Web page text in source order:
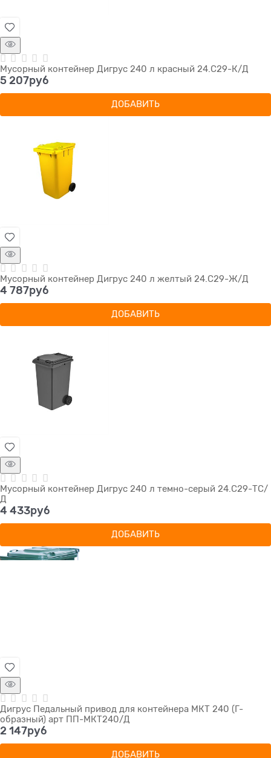
Мусорный контейнер Дигрус 240 л красный 24.С29-К/Д
5 207руб
ДОБАВИТЬ
Мусорный контейнер Дигрус 240 л желтый 24.С29-Ж/Д
4 787руб
ДОБАВИТЬ
Мусорный контейнер Дигрус 240 л темно-серый 24.С29-ТС/
Д
4 433руб
ДОБАВИТЬ
Дигрус Педальный привод для контейнера МКТ 240 (Г-
образный) арт ПП-МКТ240/Д
2 147руб
ДОБАВИТЬ